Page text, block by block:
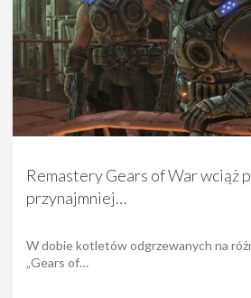
Remastery Gears of War wciąż
przynajmniej…
W dobie kotletów odgrzewanych na
„Gears of…